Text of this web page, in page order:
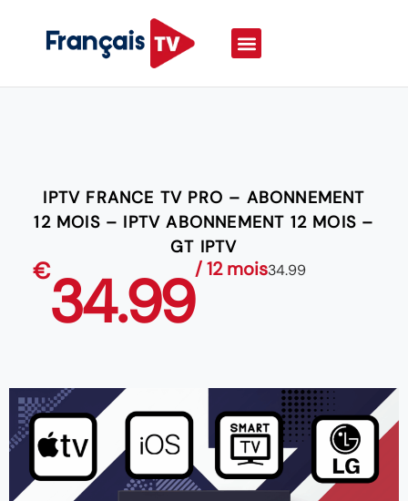
IPTV FRANCE TV PRO – ABONNEMENT
12 MOIS – IPTV ABONNEMENT 12 MOIS –
GT IPTV
€34.99/ 12 mois34.99